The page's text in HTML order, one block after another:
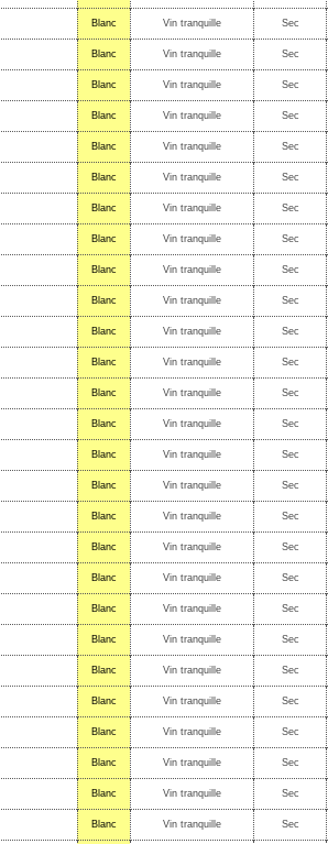
Blanc Vin tranquille Sec
Blanc Vin tranquille Sec
Blanc Vin tranquille Sec
Blanc Vin tranquille Sec
Blanc Vin tranquille Sec
Blanc Vin tranquille Sec
Blanc Vin tranquille Sec
Blanc Vin tranquille Sec
Blanc Vin tranquille Sec
Blanc Vin tranquille Sec
Blanc Vin tranquille Sec
Blanc Vin tranquille Sec
Blanc Vin tranquille Sec
Blanc Vin tranquille Sec
Blanc Vin tranquille Sec
Blanc Vin tranquille Sec
Blanc Vin tranquille Sec
Blanc Vin tranquille Sec
Blanc Vin tranquille Sec
Blanc Vin tranquille Sec
Blanc Vin tranquille Sec
Blanc Vin tranquille Sec
Blanc Vin tranquille Sec
Blanc Vin tranquille Sec
Blanc Vin tranquille Sec
Blanc Vin tranquille Sec
Blanc Vin tranquille Sec